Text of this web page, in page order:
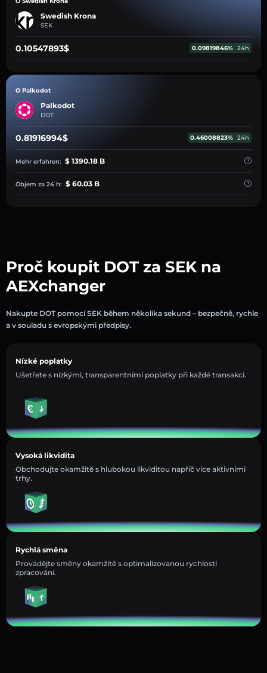
Swedish Krona
SEK
0.10547893$ 0.09819846% 24h
O Palkodot
Palkodot
DOT
0.81916994$ 0.46008823% 24h
Mehr erfahren: $ 1390.18 B
Objem za 24 h: $ 60.03 B
Proč koupit DOT za SEK na
AEXchanger
Nakupte DOT pomocí SEK během několika sekund – bezpečně, rychle
a v souladu s evropskými předpisy.
Nízké poplatky
Ušetřete s nízkými, transparentními poplatky při každé transakci.
Vysoká likvidita
Obchodujte okamžitě s hlubokou likviditou napříč více aktivními
trhy.
Rychlá směna
Provádějte směny okamžitě s optimalizovanou rychlostí
zpracování.